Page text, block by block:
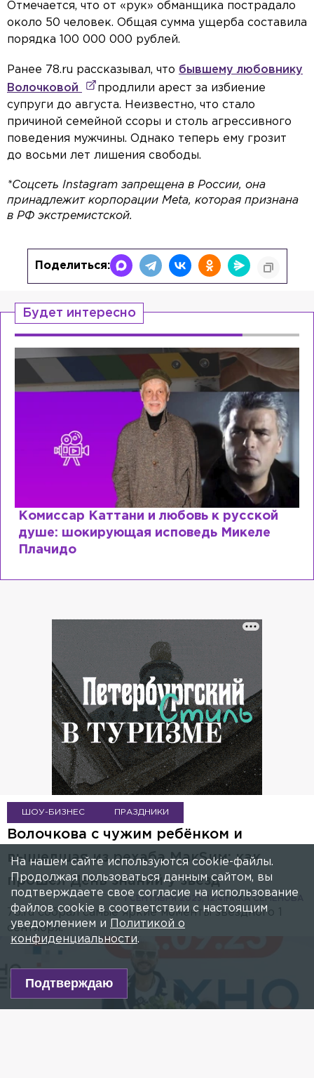
Отмечается, что от «рук» обманщика пострадало
около 50 человек. Общая сумма ущерба составила
порядка 100 000 000 рублей.
Ранее 78.ru рассказывал, что бывшему любовнику
Волочковой
продлили арест за избиение
супруги до августа. Неизвестно, что стало
причиной семейной ссоры и столь агрессивного
поведения мужчины. Однако теперь ему грозит
до восьми лет лишения свободы.
*Соцсеть Instagram запрещена в России, она
принадлежит корпорации Meta, которая признана
в РФ экстремистской.
Поделиться:
Будет интересно
Комиссар Каттани и любовь к русской
душе: шокирующая исповедь Микеле
Плачидо
ШОУ-БИЗНЕС ПРАЗДНИКИ
Волочкова с чужим ребёнком и
вышедшая из рехаба МакSим: как
прошёл День знаний у звёзд
78.ru собрал самые яркие моменты звёздного 1
сентября.
На нашем сайте используются cookie-файлы.
Продолжая пользоваться данным сайтом, вы
подтверждаете свое согласие на использование
файлов cookie в соответствии с настоящим
уведомлением и
Политикой о
конфиденциальности.
Подтверждаю